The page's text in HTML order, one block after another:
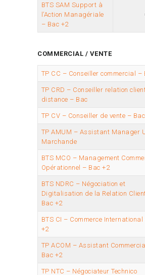
BTS SAM Support à
l’Action Managériale
– Bac +2
COMMERCIAL / VENTE
TP CC – Conseiller commercial –
TP CRD – Conseiller relation
distance – Bac
TP CV – Conseiller de vente – Bac
TP AMUM – Assistant Manager
Marchande
BTS MCO – Management
Opérationnel – Bac +2
BTS NDRC – Négociation et
Digitalisation de la Relation
Bac +2
BTS CI – Commerce International
+2
TP ACOM – Assistant
Bac +2
TP NTC – Négociateur Technico